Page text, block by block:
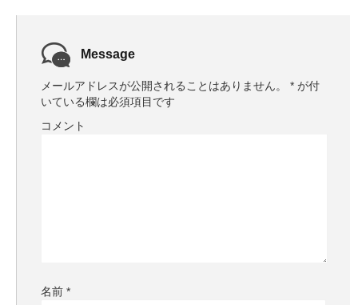
Message
メールアドレスが公開されることはありません。 * が付
いている欄は必須項目です
コメント
名前 *